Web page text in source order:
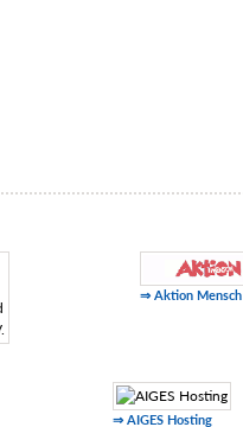
⇒ Aktion Mensch
⇒ AIGES Hosting